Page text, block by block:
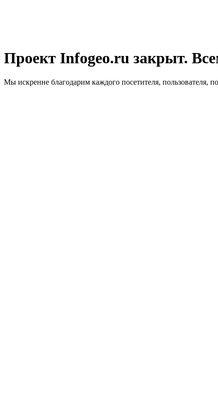
Проект Infogeo.ru закрыт.
Мы искренне благодарим каждого посетителя, пользователя,